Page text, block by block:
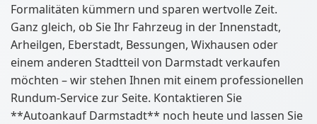
Formalitäten kümmern und sparen wertvolle Zeit.
Ganz gleich, ob Sie Ihr Fahrzeug in der Innenstadt,
Arheilgen, Eberstadt, Bessungen, Wixhausen oder
einem anderen Stadtteil von Darmstadt verkaufen
möchten – wir stehen Ihnen mit einem professionellen
Rundum-Service zur Seite. Kontaktieren Sie
**Autoankauf Darmstadt** noch heute und lassen Sie